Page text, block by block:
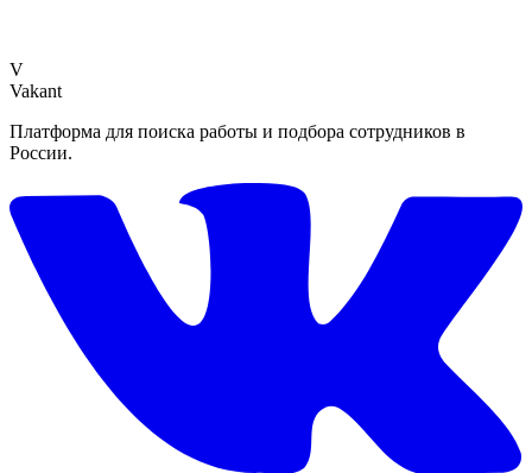
V
Vakant
Платформа для поиска работы и подбора сотрудников в
России.